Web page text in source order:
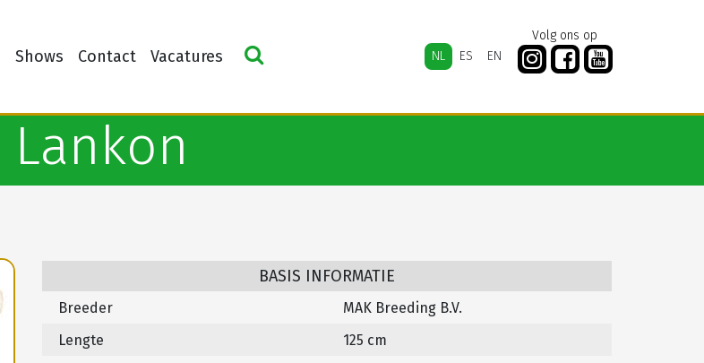
Shows Contact Vacatures NL ES EN
Volg ons op
Lankon
BASIS INFORMATIE
Breeder
MAK Breeding B.V.
Lengte
125 cm